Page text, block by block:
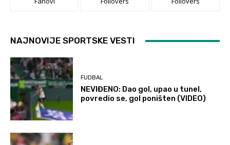
NAJNOVIJE SPORTSKE VESTI
FUDBAL
NEVIĐENO: Dao gol, upao u tunel,
povredio se, gol poništen (VIDEO)